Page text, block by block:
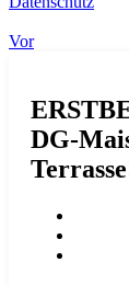
Vor
DG-